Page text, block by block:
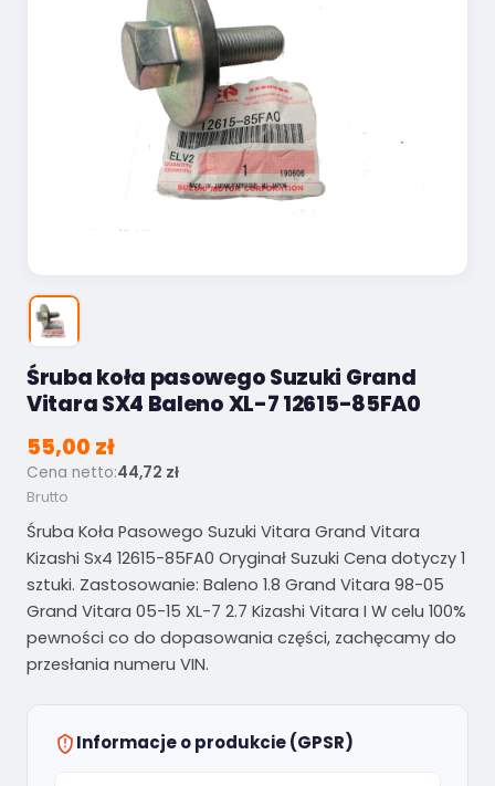
Śruba koła pasowego Suzuki Grand
Vitara SX4 Baleno XL-7 12615-85FA0
55,00 zł
Cena netto:44,72 zł
Brutto
Śruba Koła Pasowego Suzuki Vitara Grand Vitara
Kizashi Sx4 12615-85FA0 Oryginał Suzuki Cena dotyczy 1
sztuki. Zastosowanie: Baleno 1.8 Grand Vitara 98-05
Grand Vitara 05-15 XL-7 2.7 Kizashi Vitara I W celu 100%
pewności co do dopasowania części, zachęcamy do
przesłania numeru VIN.
Informacje o produkcie (GPSR)